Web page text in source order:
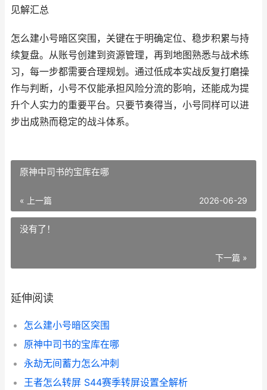
见解汇总
怎么建小号暗区突围，关键在于明确定位、稳步积累与持
续复盘。从账号创建到资源管理，再到地图熟悉与战术练
习，每一步都需要合理规划。通过低成本实战反复打磨操
作与判断，小号不仅能承担风险分流的影响，还能成为提
升个人实力的重要平台。只要节奏得当，小号同样可以进
步出成熟而稳定的战斗体系。
原神中司书的宝库在哪
« 上一篇 2026-06-29
没有了！
下一篇 »
延伸阅读
怎么建小号暗区突围
原神中司书的宝库在哪
永劫无间蓄力怎么冲刺
王者怎么转屏 S44赛季转屏设置全解析